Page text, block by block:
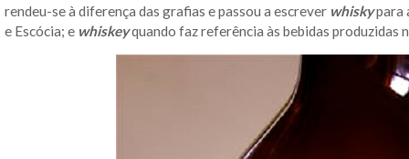
rendeu-se à diferença das grafias e passou a escrever whiskypara
e Escócia; e whiskeyquando faz referência às bebidas produzidas